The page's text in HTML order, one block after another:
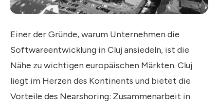
Einer der Gründe, warum Unternehmen die
Softwareentwicklung in Cluj ansiedeln, ist die
Nähe zu wichtigen europäischen Märkten. Cluj
liegt im Herzen des Kontinents und bietet die
Vorteile des Nearshoring: Zusammenarbeit in